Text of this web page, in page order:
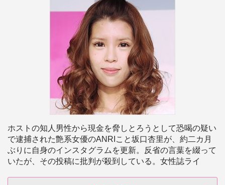
ホストの知人男性から現金を脅しとろうとして恐喝の疑い
で逮捕された艶系女優のANRIこと坂口杏里が、約二カ月
ぶりに自身のインスタグラムを更新。反省の言葉を綴って
いたが、その投稿に批判が殺到している。女性誌ライ